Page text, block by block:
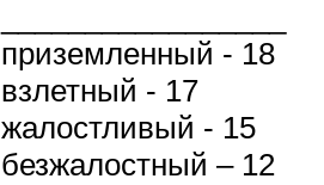
приземленный - 18
взлетный - 17
жалостливый - 15
безжалостный – 12